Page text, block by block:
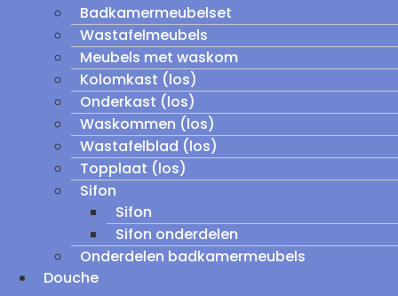
Badkamermeubelset
Wastafelmeubels
Meubels met waskom
Kolomkast (los)
Onderkast (los)
Waskommen (los)
Wastafelblad (los)
Topplaat (los)
Sifon
Sifon
Sifon onderdelen
Onderdelen badkamermeubels
Douche